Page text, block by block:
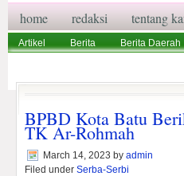
home redaksi tentang
Artikel Berita Berita Daerah
BPBD Kota Batu
TK Ar-Rohmah
March 14, 2023 by admin
Filed under Serba-Serbi